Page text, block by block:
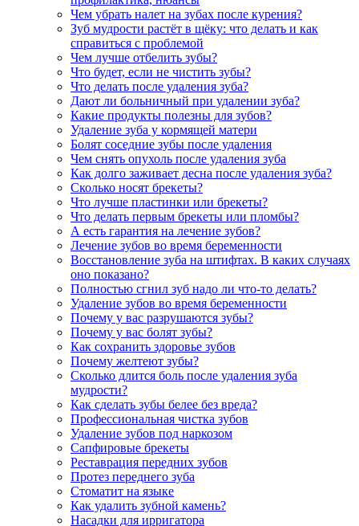
Чем убрать налет на зубах после курения?
Зуб мудрости растёт в щёку: что делать и как
справиться с проблемой
Чем лучше отбелить зубы?
Что будет, если не чистить зубы?
Что делать после удаления зуба?
Дают ли больничный при удалении зуба?
Какие продукты полезны для зубов?
Удаление зуба у кормящей матери
Болят соседние зубы после удаления
Чем снять опухоль после удаления зуба
Как долго заживает десна после удаления зуба?
Сколько носят брекеты?
Что лучше пластинки или брекеты?
Что делать первым брекеты или пломбы?
А есть гарантия на лечение зубов?
Лечение зубов во время беременности
Восстановление зуба на штифтах. В каких случаях
оно показано?
Полностью сгнил зуб надо ли что-то делать?
Удаление зубов во время беременности
Почему у вас разрушаются зубы?
Почему у вас болят зубы?
Как сохранить здоровье зубов
Почему желтеют зубы?
Сколько длится боль после удаления зуба
мудрости?
Как сделать зубы белее без вреда?
Профессиональная чистка зубов
Удаление зубов под наркозом
Сапфировые брекеты
Реставрация передних зубов
Протез переднего зуба
Стоматит на языке
Как удалить зубной камень?
Насадки для ирригатора